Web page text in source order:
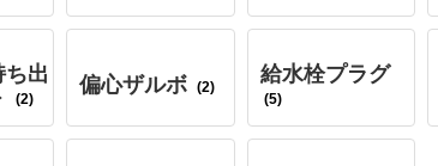
出
(2)
偏心ザルボ (2)
給水栓プラグ
(5)